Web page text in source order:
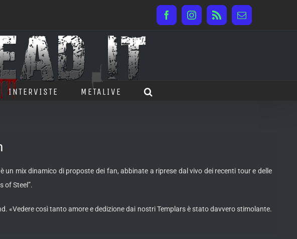
FacebookInstagram
Rss Email
INTERVISTE METALIVE
un mix dinamico di proposte dei fan, abbinate a riprese dal vivo dei recenti tour e delle
of Steel”.
«Vedere così tanto amore e dedizione dai nostri Templars è stato davvero stimolante.